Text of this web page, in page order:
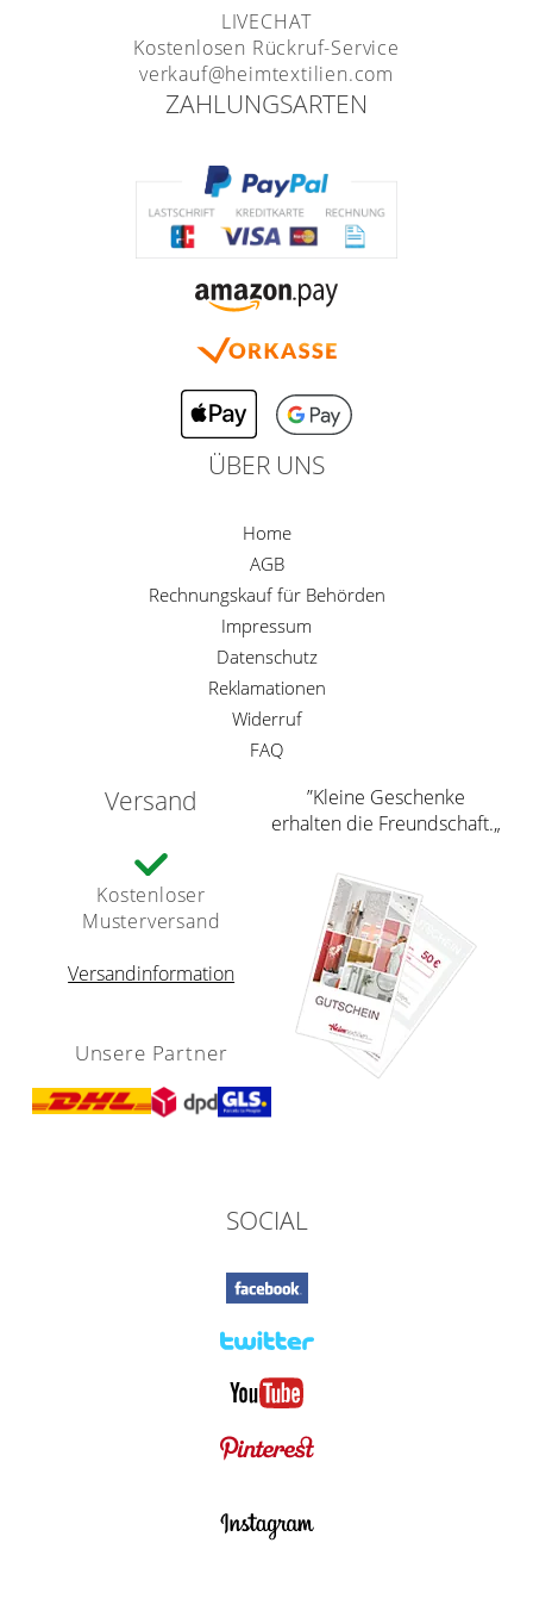
LIVECHAT
Kostenlosen Rückruf-Service
verkauf@heimtextilien.com
ZAHLUNGSARTEN
ÜBER UNS
Home
AGB
Rechnungskauf für Behörden
Impressum
Datenschutz
Reklamationen
Widerruf
FAQ
Versand
Kostenloser
Musterversand
Versandinformation
Unsere Partner
”Kleine Geschenke
erhalten die Freundschaft.„
SOCIAL